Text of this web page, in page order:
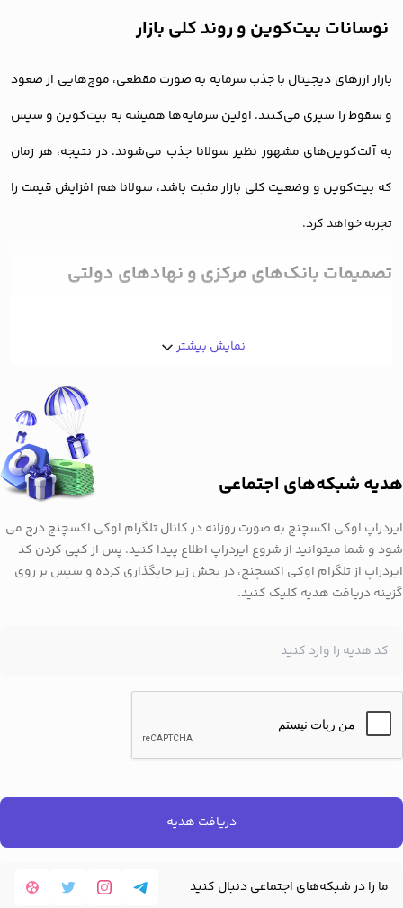
نوسانات بیت‌کوین و روند کلی بازار
بازار ارزهای دیجیتال با جذب سرمایه به صورت مقطعی، موج‌هایی از صعود
و سقوط را سپری می‌کنند. اولین سرمایه‌ها همیشه به بیت‌کوین و سپس
به آلت‌کوین‌های مشهور نظیر سولانا جذب می‌شوند. در نتیجه، هر زمان
که بیت‌کوین و وضعیت کلی بازار مثبت باشد، سولانا هم افزایش قیمت را
تجربه خواهد کرد.
تصمیمات بانک‌های مرکزی و نهادهای دولتی
مثال اگر مقامات یک کشور، قوانین محدودکننده روی نحوه استفاده از
سولانا اعمال کنند، اعتبار سولانا در بازار کاهش یافته و قیمت آن کم
می‌شود. برعکس، در صورتی که مسئولان اقتصادی یک کشور سولانا را
تایید کرده و استفاده از آن در سیستم‌های مالی را مجاز اعلام کند، ارزش
سولانا در بازار بیشتر شده و قیمت آن نیز افزایش می‌یابد.
نمونه‌هایی از این موضوع در مورد رمزارزهای دیگر وجود داشته است.
شبکه سولانا برای پرداخت کارمزدهای خود از رمزارز سولانا استفاده
نمایش بیشتر
هدیه شبکه‌های اجتماعی
ایردراپ اوکی اکسچنج به صورت روزانه در کانال تلگرام اوکی اکسچنج درج می
شود و شما میتوانید از شروع ایردراپ اطلاع پیدا کنید. پس از کپی کردن کد
ایردراپ از تلگرام اوکی اکسچنج، در بخش زیر جایگذاری کرده و سپس بر روی
گزینه دریافت هدیه کلیک کنید.
دریافت هدیه
ما را در شبکه‌های اجتماعی دنبال کنید